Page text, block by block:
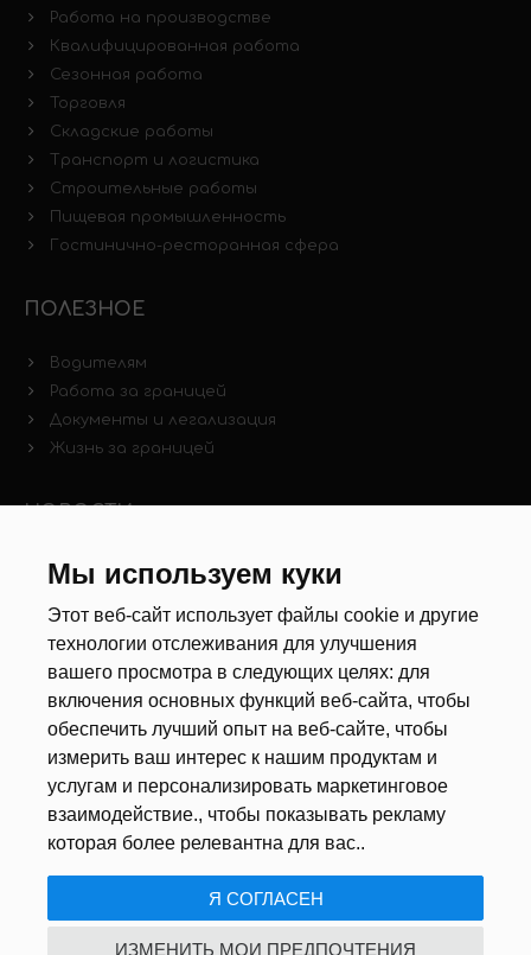
Мы используем куки
Этот веб-сайт использует файлы cookie и другие
технологии отслеживания для улучшения
вашего просмотра в следующих целях: для
включения основных функций веб-сайта, чтобы
обеспечить лучший опыт на веб-сайте, чтобы
измерить ваш интерес к нашим продуктам и
услугам и персонализировать маркетинговое
взаимодействие., чтобы показывать рекламу
которая более релевантна для вас..
Я СОГЛАСЕН
ИЗМЕНИТЬ МОИ ПРЕДПОЧТЕНИЯ
Работа на производстве
Квалифицированная работа
Сезонная работа
Торговля
Складские работы
Транспорт и логистика
Строительные работы
Пищевая промышленность
Гостинично-ресторанная сфера
ПОЛЕЗНОЕ
Водителям
Работа за границей
Документы и легализация
Жизнь за границей
Новости рынка труда
Анкета
Калькулятор дат
Документы
ПОЛИТИКА КОНФИДЕНЦИАЛЬНОСТИ/USTAWIENIA COOKIE